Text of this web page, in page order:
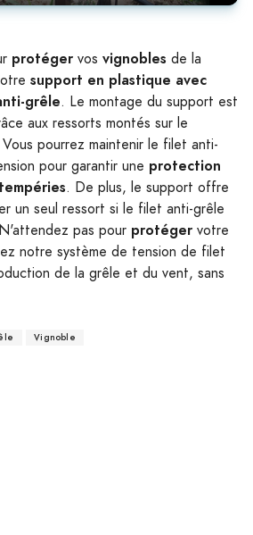
Mute Settings
Enter
protéger vos vignobles de la
support en plastique avec
grêle. Le montage du support est
aux ressorts montés sur le
pourrez maintenir le filet anti-
pour garantir une protection
. De plus, le support offre
un seul ressort si le filet anti-grêle
pas pour protéger votre
notre système de tension de filet
de la grêle et du vent, sans
Vignoble